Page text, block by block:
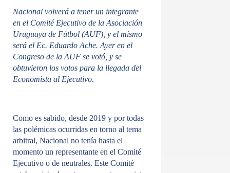
Nacional volverá a tener un integrante
en el Comité Ejecutivo de la Asociación
Uruguaya de Fútbol (AUF), y el mismo
será el Ec. Eduardo Ache. Ayer en el
Congreso de la AUF se votó, y se
obtuvieron los votos para la llegada del
Economista al Ejecutivo.
Como es sabido, desde 2019 y por todas
las polémicas ocurridas en torno al tema
arbitral, Nacional no tenía hasta el
momento un representante en el Comité
Ejecutivo o de neutrales. Este Comité